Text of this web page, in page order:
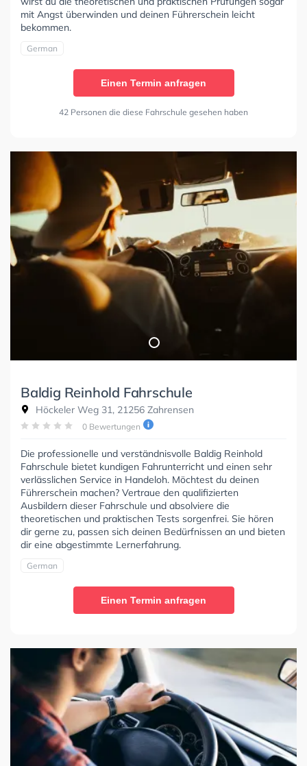
mit Angst überwinden und deinen Führerschein leicht
bekommen.
German
Einen Termin anfragen
42 Personen die diese Fahrschule gesehen haben
Baldig Reinhold Fahrschule
Höckeler Weg 31, 21256 Zahrensen
0 Bewertungen
Die professionelle und verständnisvolle Baldig Reinhold
Fahrschule bietet kundigen Fahrunterricht und einen sehr
verlässlichen Service in Handeloh. Möchtest du deinen
Führerschein machen? Vertraue den qualifizierten
Ausbildern dieser Fahrschule und absolviere die
theoretischen und praktischen Tests sorgenfrei. Sie hören
dir gerne zu, passen sich deinen Bedürfnissen an und bieten
dir eine abgestimmte Lernerfahrung.
German
Einen Termin anfragen